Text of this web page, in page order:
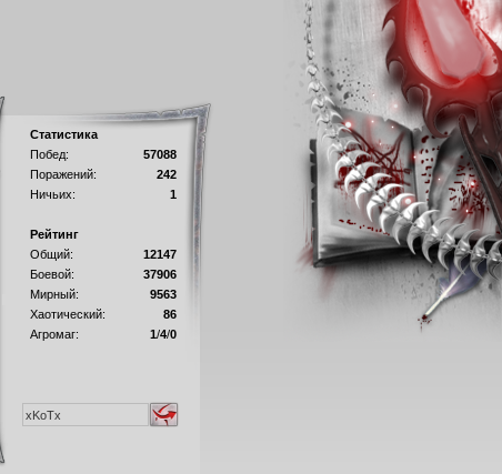
Статистика
Побед:
57088
Поражений:
242
Ничьих:
1
Рейтинг
Общий:
12147
Боевой:
37906
Мирный:
9563
Хаотический:
86
Агромаг:
1/4/0